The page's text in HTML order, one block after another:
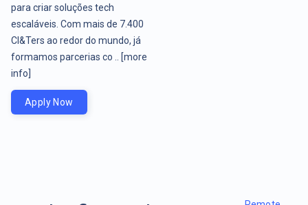
para criar soluções tech
escaláveis. Com mais de 7.400
CI&Ters ao redor do mundo, já
formamos parcerias co ..
[more
info]
Apply Now